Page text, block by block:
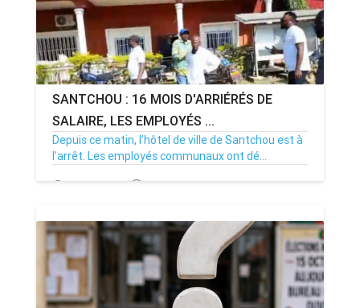
SANTCHOU : 16 MOIS D'ARRIÉRÉS DE
SALAIRE, LES EMPLOYÉS ...
Depuis ce matin, l’hôtel de ville de Santchou est à
l’arrêt. Les employés communaux ont dé...
20/07/26 Par MenouActu 0